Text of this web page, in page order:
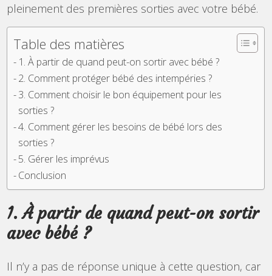
pleinement des premières sorties avec votre bébé.
Table des matières
1. À partir de quand peut-on sortir avec bébé ?
2. Comment protéger bébé des intempéries ?
3. Comment choisir le bon équipement pour les
sorties ?
4. Comment gérer les besoins de bébé lors des
sorties ?
5. Gérer les imprévus
Conclusion
1. À partir de quand peut-on sortir
avec bébé ?
Il n’y a pas de réponse unique à cette question, car